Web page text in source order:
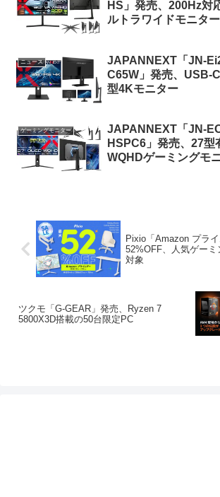
HS」発売、200Hz対
ルトラワイドモニター
ニュース
JAPANNEXT「JN-
C65W」発売、USB-
型4Kモニター
ゲーミングモニター
JAPANNEXT「JN-
HSPC6」発売、27型
WQHDゲーミングモ
Pixio「Amazon プラ
52%OFF、人気ゲー
対象
ツクモ「G-GEAR」発売、Ryzen 7
5800X3D搭載の50台限定PC